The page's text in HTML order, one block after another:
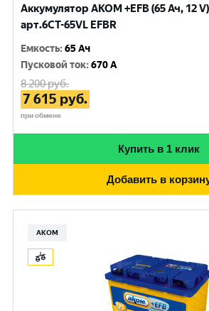
Аккумулятор AKOM +EFB (65 Ач, 12
арт.6CT-65VL EFBR
Емкость:65 Ач
Пусковой ток:670 A
8 200руб.
7 615 руб.
при обмене
Купить в 1 клик
Добавить в
АКОМ